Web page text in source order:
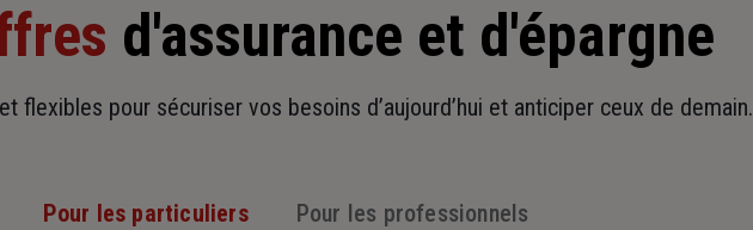
d'assurance et d'épargne
flexibles pour sécuriser vos besoins d’aujourd’hui et anticiper ceux de demain.
Pour les particuliers Pour les professionnels